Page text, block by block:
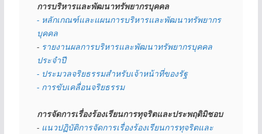
การบริหารและพัฒนาทรัพยากรบุคคล
- หลักเกณฑ์และแผนการบริหารและพัฒนาทรัพยากร
บุคคล
- รายงานผลการบริหารและพัฒนาทรัพยากรบุคคล
ประจำปี
- ประมวลจริยธรรมสำหรับเจ้าหน้าที่ของรัฐ
- การขับเคลื่อนจริยธรรม
การจัดการเรื่องร้องเรียนการทุจริตและประพฤติมิชอบ
- แนวปฏิบัติการจัดการเรื่องร้องเรียนการทุจริตและ